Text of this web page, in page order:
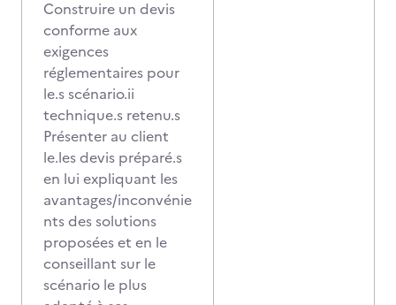
Construire un devis
conforme aux
exigences
réglementaires pour
le.s scénario.ii
technique.s retenu.s
Présenter au client
le.les devis préparé.s
en lui expliquant les
avantages/inconvénie
nts des solutions
proposées et en le
conseillant sur le
scénario le plus